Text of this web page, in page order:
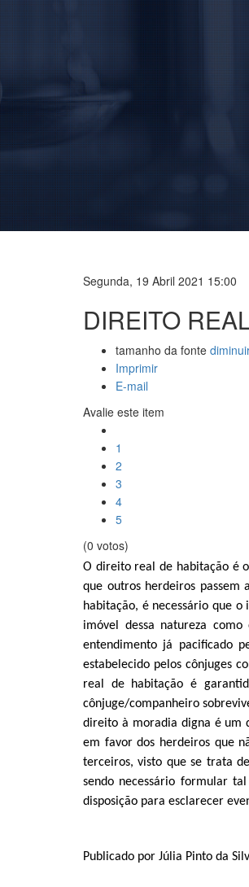
Segunda, 19 Abril 2021 15:00
DIREITO
tamanho da fonte
Imprimir
E-mail
Avalie este item
1
2
3
4
5
(0 votos)
O direito real de habitação é
que outros herdeiros
habitação, é necessário que
imóvel dessa natureza
entendimento já pacificado
estabelecido pelos cônjuges
real de habitação é
cônjuge/companheiro
direito à moradia digna é um
em favor dos herdeiros que
terceiros, visto que se trata
sendo necessário formular
disposição para esclarecer
Publicado por Júlia Pinto da